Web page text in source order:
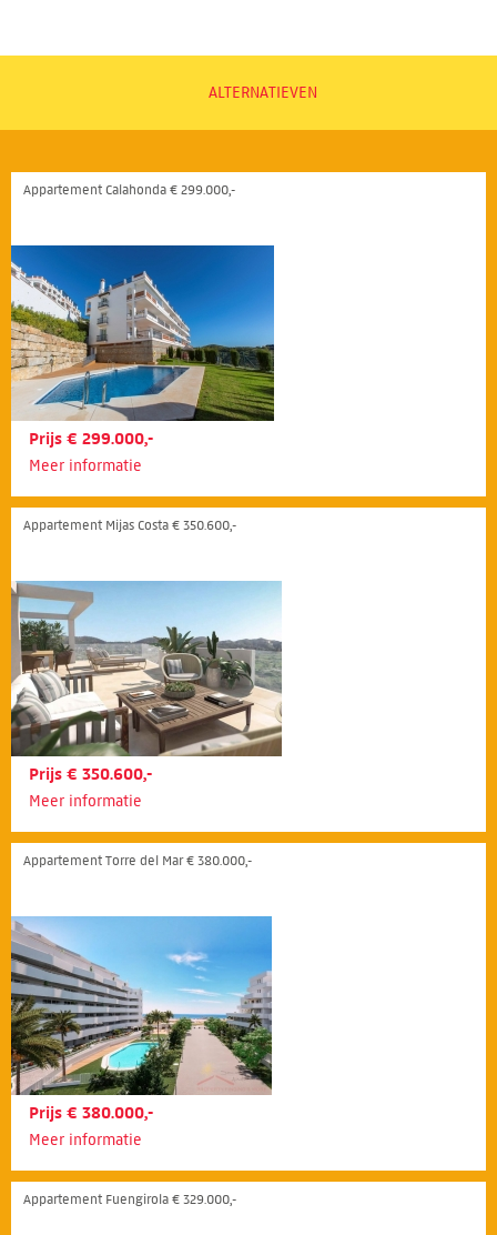
ALTERNATIEVEN
Appartement Calahonda € 299.000,-
Prijs € 299.000,-
Meer informatie
Appartement Mijas Costa € 350.600,-
Prijs € 350.600,-
Meer informatie
Appartement Torre del Mar € 380.000,-
Prijs € 380.000,-
Meer informatie
Appartement Fuengirola € 329.000,-